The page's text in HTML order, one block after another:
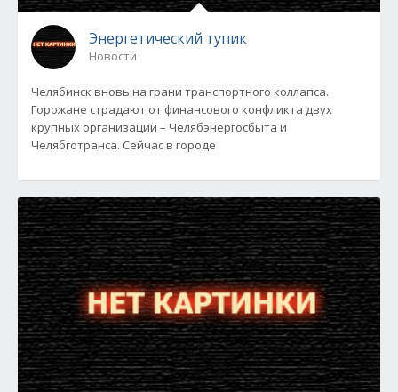
Энергетический тупик
Новости
Челябинск вновь на грани транспортного коллапса.
Горожане страдают от финансового конфликта двух
крупных организаций – Челябэнергосбыта и
Челябготранса. Сейчас в городе